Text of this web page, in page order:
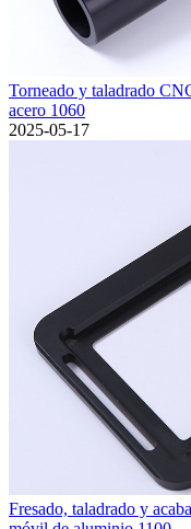
Torneado y taladrado
acero 1060
2025-05-17
Fresado, taladrado y